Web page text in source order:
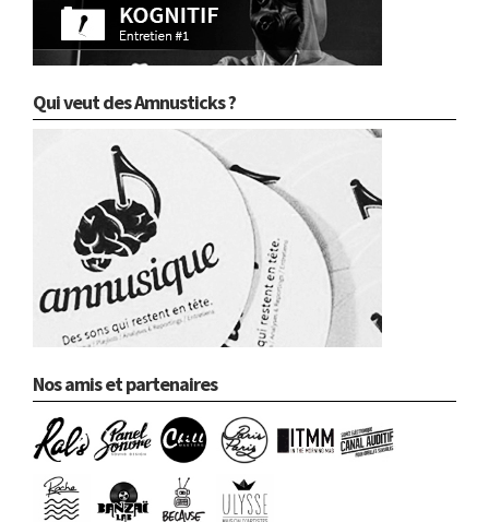
Qui veut des Amnusticks ?
Nos amis et partenaires